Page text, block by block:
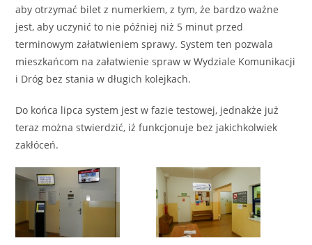
aby otrzymać bilet z numerkiem, z tym, że bardzo ważne
jest, aby uczynić to nie później niż 5 minut przed
terminowym załatwieniem sprawy. System ten pozwala
mieszkańcom na załatwienie spraw w Wydziale Komunikacji
i Dróg bez stania w długich kolejkach.
Do końca lipca system jest w fazie testowej, jednakże już
teraz można stwierdzić, iż funkcjonuje bez jakichkolwiek
zakłóceń.